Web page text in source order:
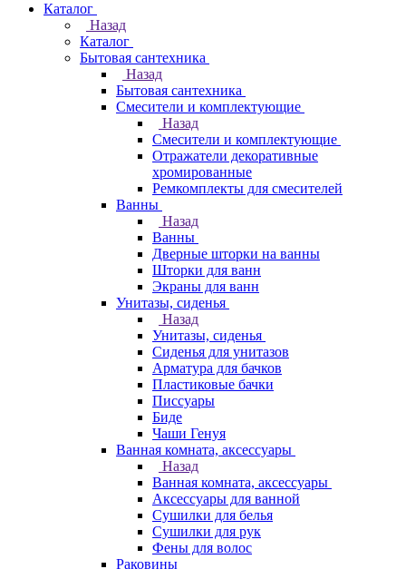
Каталог
Назад
Каталог
Бытовая сантехника
Назад
Бытовая сантехника
Смесители и комплектующие
Назад
Смесители и комплектующие
Отражатели декоративные
хромированные
Ремкомплекты для смесителей
Ванны
Назад
Ванны
Дверные шторки на ванны
Шторки для ванн
Экраны для ванн
Унитазы, сиденья
Назад
Унитазы, сиденья
Сиденья для унитазов
Арматура для бачков
Пластиковые бачки
Писсуары
Биде
Чаши Генуя
Ванная комната, аксессуары
Назад
Ванная комната, аксессуары
Аксессуары для ванной
Сушилки для белья
Сушилки для рук
Фены для волос
Раковины